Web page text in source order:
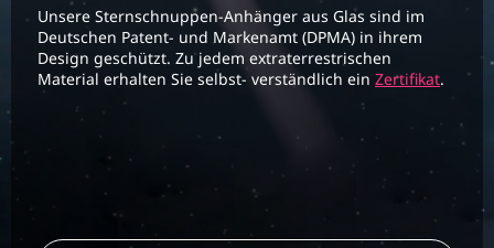
Unsere Sternschnuppen-Anhänger aus Glas sind im
Deutschen Patent- und Markenamt (DPMA) in ihrem
Design geschützt. Zu jedem extraterrestrischen
Material erhalten Sie selbst- verständlich ein Zertifikat.